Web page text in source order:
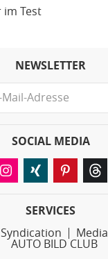
Test
NEWSLETTER
SOCIAL MEDIA
SERVICES
Syndication Media
AUTO BILD CLUB